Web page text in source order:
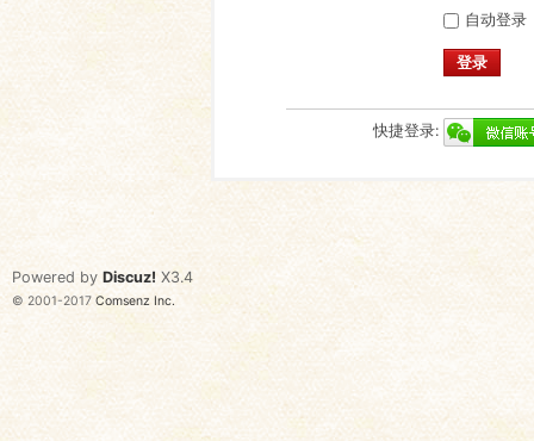
自动登录
登录
快捷登录:
Powered by Discuz! X3.4
© 2001-2017 Comsenz Inc.